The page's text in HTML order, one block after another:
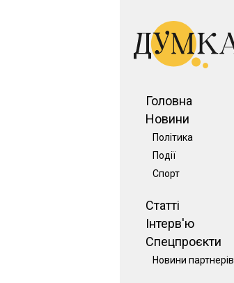
Головна
Новини
Політика
Події
Спорт
Статті
Інтерв'ю
Спецпроєкти
Новини партнерів